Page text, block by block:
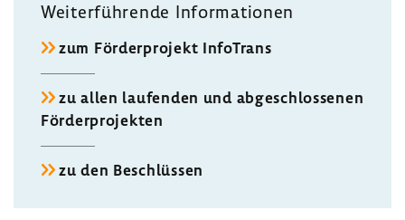
Weiter­füh­rende Infor­ma­tionen
zum Förder­pro­jekt Info­Trans
zu allen laufenden und abge­schlos­senen
Förder­pro­jekten
zu den Beschlüssen